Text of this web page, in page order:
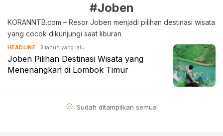
#Joben
KORANNTB.com – Resor Joben menjadi pilihan destinasi wisata
yang cocok dikunjungi saat liburan
HEADLINE 3 tahun yang lalu
Joben Pilihan Destinasi Wisata yang
Menenangkan di Lombok Timur
Sudah ditampilkan semua